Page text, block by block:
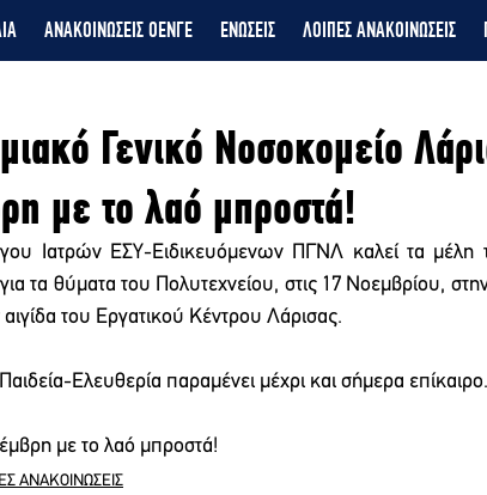
ΑΝΑΚΟΙΝΩΣΕΙΣ ΟΕΝΓΕ ΕΝΩΣΕΙΣ ΛΟΙΠΕΣ ΑΝΑΚΟΙΝΩΣΕΙΣ
Γενικό Νοσοκομείο
με το λαό μπροστά!
Ιατρών ΕΣΥ-Ειδικευόμενων ΠΓΝΛ καλεί τα μέλη
τα θύματα του Πολυτεχνείου, στις 17 Νοεμβρίου,
του Εργατικού Κέντρου Λάρισας.
Ελευθερία παραμένει μέχρι και σήμερα επίκαιρο.
με το λαό μπροστά!
ΑΝΑΚΟΙΝΩΣΕΙΣ